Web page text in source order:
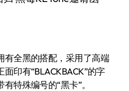
有全黑的搭配，采用了高端
印有“BLACKBACK”的字
特殊编号的“黑卡”。